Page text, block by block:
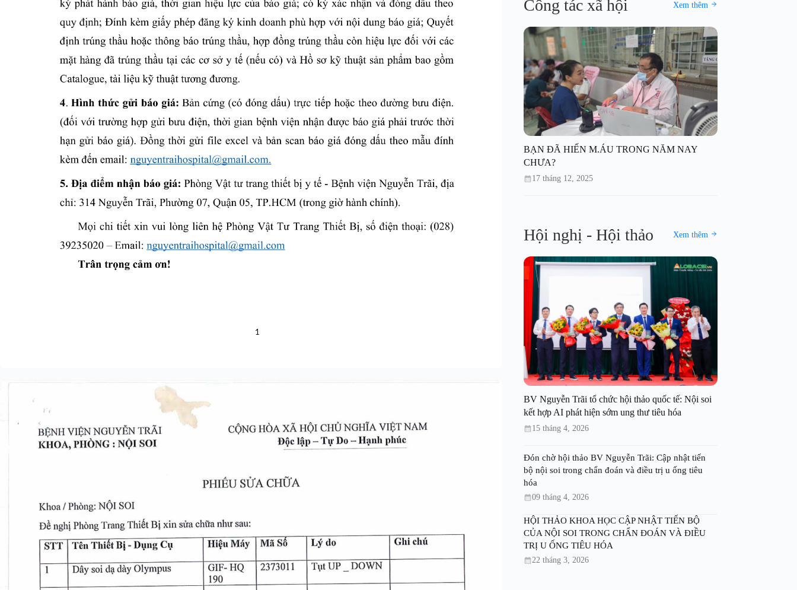
Công tác xã hội Xem thêm
BẠN ĐÃ HIẾN M.ÁU TRONG NĂM NAY
CHƯA?
17 tháng 12, 2025
Hội nghị - Hội thảo Xem thêm
BV Nguyễn Trãi tổ chức hội thảo quốc tế: Nội soi
kết hợp AI phát hiện sớm ung thư tiêu hóa
15 tháng 4, 2026
Đón chờ hội thảo BV Nguyễn Trãi: Cập nhật tiến
bộ nội soi trong chẩn đoán và điều trị u ống tiêu
hóa
09 tháng 4, 2026
HỘI THẢO KHOA HỌC CẬP NHẬT TIẾN BỘ
CỦA NỘI SOI TRONG CHẨN ĐOÁN VÀ ĐIỀU
TRỊ U ỐNG TIÊU HÓA
22 tháng 3, 2026